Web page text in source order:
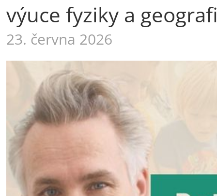
výuce fyziky a
23. června 2026